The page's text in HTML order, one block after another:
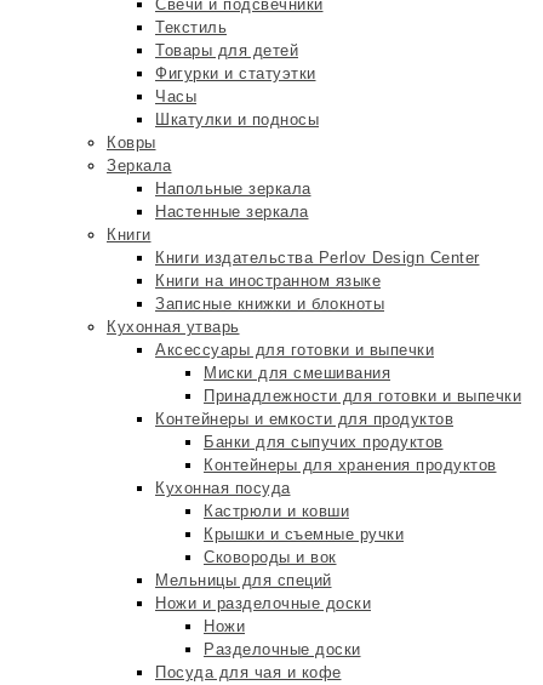
Свечи и подсвечники
Текстиль
Товары для детей
Фигурки и статуэтки
Часы
Шкатулки и подносы
Ковры
Зеркала
Напольные зеркала
Настенные зеркала
Книги
Книги издательства Perlov Design Center
Книги на иностранном языке
Записные книжки и блокноты
Кухонная утварь
Аксессуары для готовки и выпечки
Миски для смешивания
Принадлежности для готовки и выпечки
Контейнеры и емкости для продуктов
Банки для сыпучих продуктов
Контейнеры для хранения продуктов
Кухонная посуда
Кастрюли и ковши
Крышки и съемные ручки
Сковороды и вок
Мельницы для специй
Ножи и разделочные доски
Ножи
Разделочные доски
Посуда для чая и кофе